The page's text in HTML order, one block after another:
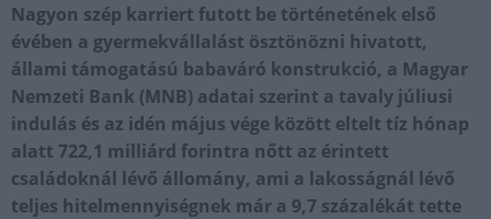
Nagyon szép karriert futott be történetének első
évében a gyermekvállalást ösztönözni hivatott,
állami támogatású babaváró konstrukció, a Magyar
Nemzeti Bank (MNB) adatai szerint a tavaly júliusi
indulás és az idén május vége között eltelt tíz hónap
alatt 722,1 milliárd forintra nőtt az érintett
családoknál lévő állomány, ami a lakosságnál lévő
teljes hitelmennyiségnek már a 9,7 százalékát tette